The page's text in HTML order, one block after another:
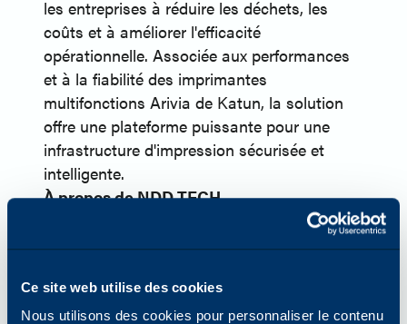
Ce site web utilise des cookies
Nous utilisons des cookies pour personnaliser le contenu
les entreprises à réduire les déchets, les
coûts et à améliorer l'efficacité
opérationnelle. Associée aux performances
et à la fiabilité des imprimantes
multifonctions Arivia de Katun, la solution
offre une plateforme puissante pour une
infrastructure d'impression sécurisée et
intelligente.
À propos de NDD TECH
Fondée en 2004 à Lages (Santa Catarina,
Brésil), NDD Tech a commencé par servir les
besoin d'avancées en matière de gestion de
documents numériques. Avec 20 ans